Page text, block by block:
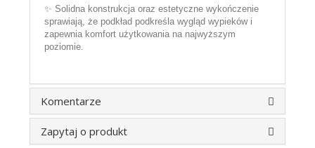
✨ Solidna konstrukcja oraz estetyczne wykończenie
sprawiają, że podkład podkreśla wygląd wypieków i
zapewnia komfort użytkowania na najwyższym
poziomie.
Komentarze
Zapytaj o produkt